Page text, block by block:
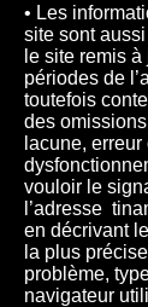
• Les
site sont
le site remis
périodes de
toutefois
des
lacune,
vouloir le
l’adresse
en décrivant
la plus
problème,
navigateur